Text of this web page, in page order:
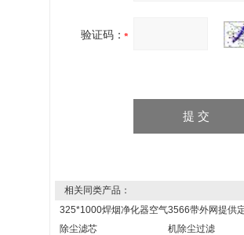
验证码：
相关同类产品：
325*1000焊烟净化器空气
除尘滤芯
3566带外网提供
机除尘过滤